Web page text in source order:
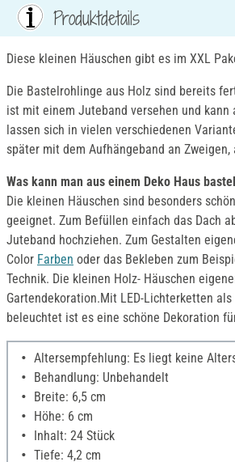
Produktdetails
Diese kleinen Häuschen gibt es im XXL
Die Bastelrohlinge aus Holz sind bereits
ist mit einem Juteband versehen und kann
lassen sich in vielen verschiedenen
später mit dem Aufhängeband an
Was kann man aus einem Deko Haus
Die kleinen Häuschen sind besonders
geeignet. Zum Befüllen einfach das Dach
Juteband hochziehen. Zum Gestalten
Color Farben oder das Bekleben zum
Technik. Die kleinen Holz- Häuschen
Gartendekoration.Mit LED-Lichterketten
beleuchtet ist es eine schöne Dekoration
Altersempfehlung: Es liegt keine
Behandlung: Unbehandelt
Breite: 6,5 cm
Höhe: 6 cm
Inhalt: 24 Stück
Tiefe: 4,2 cm